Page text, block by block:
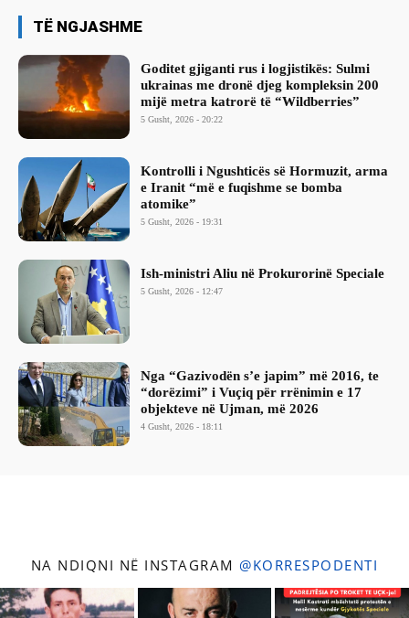
TË NGJASHME
Goditet gjiganti rus i logjistikës: Sulmi
ukrainas me dronë djeg kompleksin 200
mijë metra katrorë të “Wildberries”
5 Gusht, 2026 - 20:22
Kontrolli i Ngushticës së Hormuzit, arma
e Iranit “më e fuqishme se bomba
atomike”
5 Gusht, 2026 - 19:31
Ish-ministri ​Aliu në Prokurorinë Speciale
5 Gusht, 2026 - 12:47
Nga “Gazivodën s’e japim” më 2016, te
“dorëzimi” i Vuçiq për rrënimin e 17
objekteve në Ujman, më 2026
4 Gusht, 2026 - 18:11
NA NDIQNI NË INSTAGRAM @KORRESPODENTI